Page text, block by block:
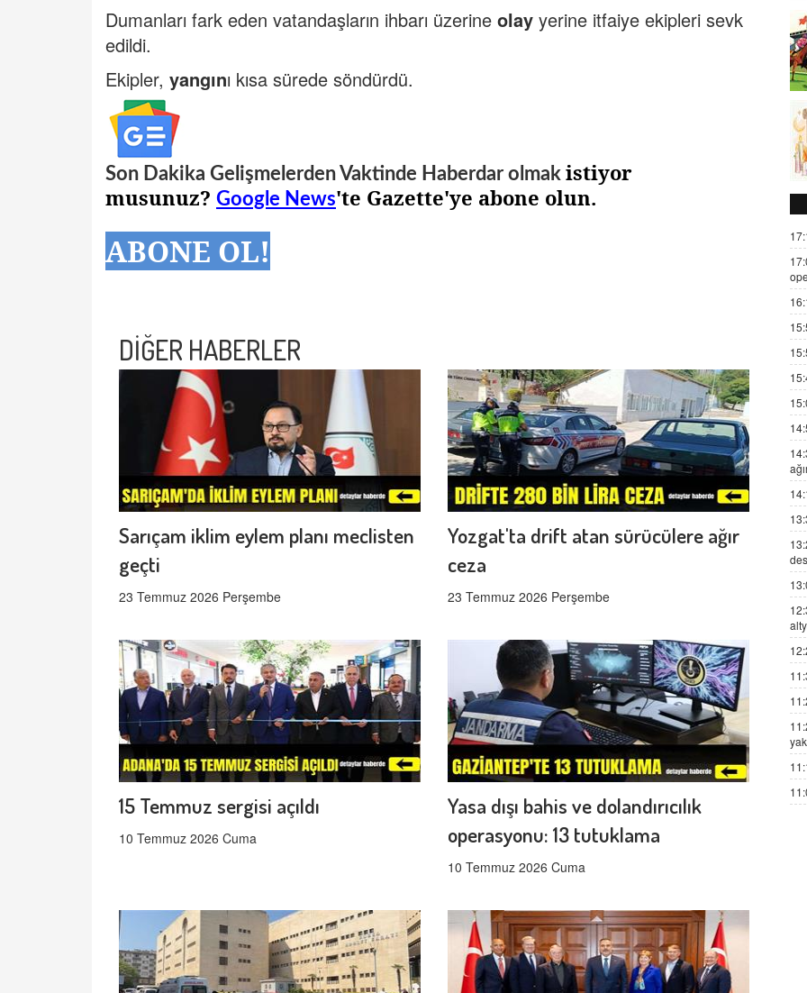
Dumanları fark eden vatandaşların ihbarı üzerine olay yerine itfaiye ekipleri sevk
edildi.
Ekipler, yangını kısa sürede söndürdü.
Son Dakika Gelişmelerden Vaktinde Haberdar olmak istiyor
musunuz? Google News'te Gazette'ye abone olun.
ABONE OL!
DİĞER HABERLER
Sarıçam iklim eylem planı meclisten
geçti
23 Temmuz 2026 Perşembe
Yozgat'ta drift atan sürücülere ağır
ceza
23 Temmuz 2026 Perşembe
15 Temmuz sergisi açıldı
10 Temmuz 2026 Cuma
Yasa dışı bahis ve dolandırıcılık
operasyonu: 13 tutuklama
10 Temmuz 2026 Cuma